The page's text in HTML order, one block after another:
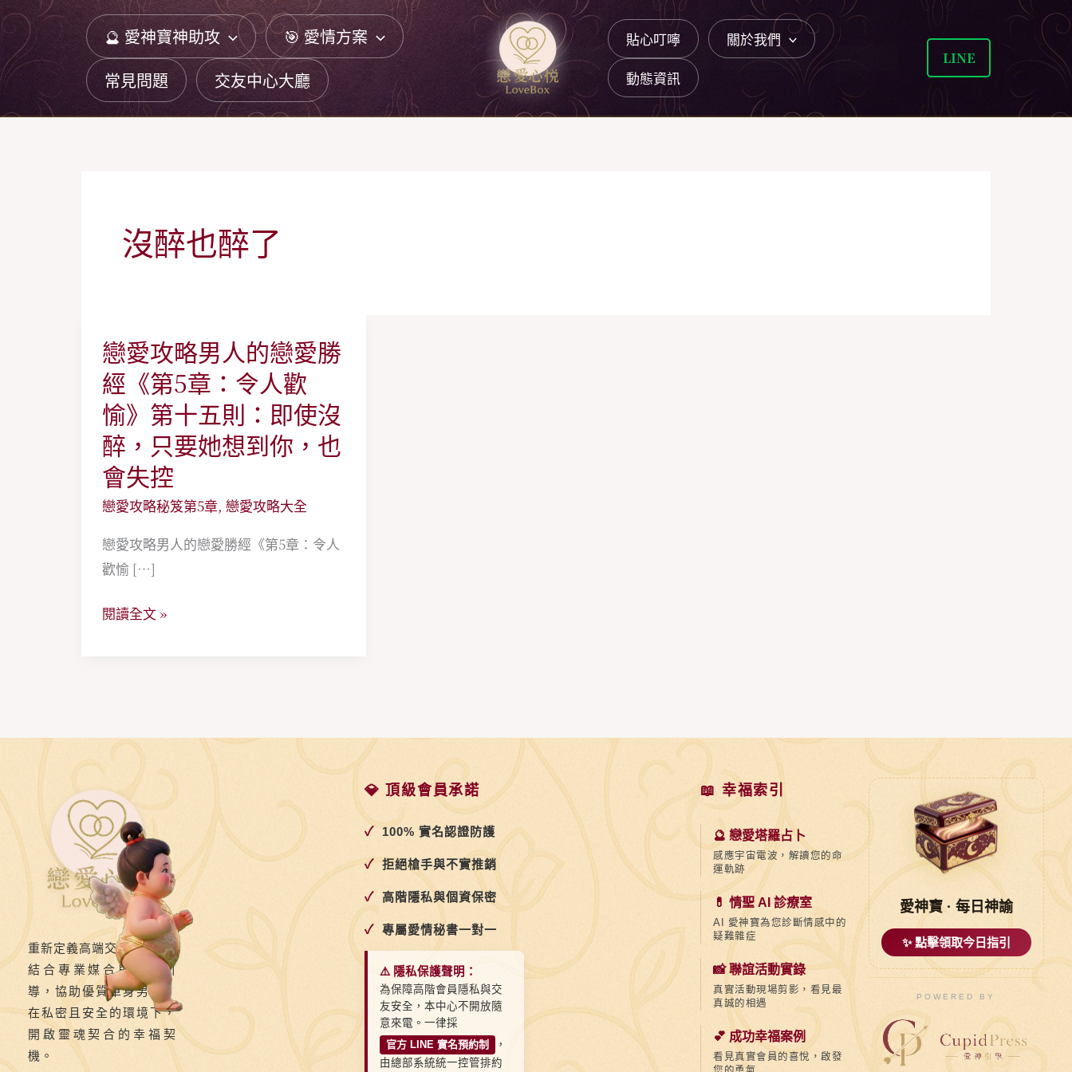
跳
至
主
要
內
🔮 愛神寶神助攻
🎯 愛情方案
常見問題
交友中心大廳
貼心叮嚀
關於我們
動態資訊
LINE
沒醉也醉了
戀愛攻略男人的戀愛勝
經《第5章：令人歡
愉》第十五則：即使沒
醉，只要她想到你，也
會失控
戀愛攻略秘笈第5章, 戀愛攻略大全
戀愛攻略男人的戀愛勝經《第5章：令人
歡愉 […]
戀
愛
攻
略
男
人
的
愛
勝
《第
歡
第
十
五
則：
即
使
沒
醉，
只
要
她
閱讀全文 »
重新定義高端交友。
結合專業媒合與靈性引
導，協助優質單身男女，
在私密且安全的環境下，
開啟靈魂契合的幸福契
機。
💎 頂級會員承諾
✓ 100% 實名認證防護
✓ 拒絕槍手與不實推銷
✓ 高階隱私與個資保密
✓ 專屬愛情秘書一對一
⚠️ 隱私保護聲明：
為保障高階會員隱私與交
友安全，本中心不開放隨
意來電。一律採
官方 LINE 實名預約制
，
由總部系統統一控管排約
📖 幸福索引
🔮 戀愛塔羅占卜
感應宇宙電波，解讀您的命
運軌跡
💊 情聖 AI 診療室
AI 愛神寶為您診斷情感中的
疑難雜症
📸 聯誼活動實錄
真實活動現場剪影，看見最
真誠的相遇
💕 成功幸福案例
看見真實會員的喜悅，啟發
愛神寶 · 每日神諭
✨ 點擊領取今日指引
POWERED BY